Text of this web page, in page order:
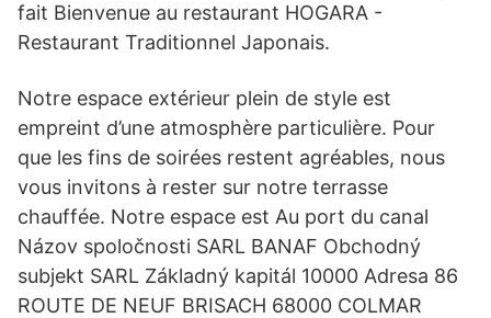
fait Bienvenue au restaurant HOGARA -
Restaurant Traditionnel Japonais.
Notre espace extérieur plein de style est
empreint d’une atmosphère particulière. Pour
que les fins de soirées restent agréables, nous
vous invitons à rester sur notre terrasse
chauffée. Notre espace est Au port du canal
Názov spoločnosti SARL BANAF Obchodný
subjekt SARL Základný kapitál 10000 Adresa 86
ROUTE DE NEUF BRISACH 68000 COLMAR